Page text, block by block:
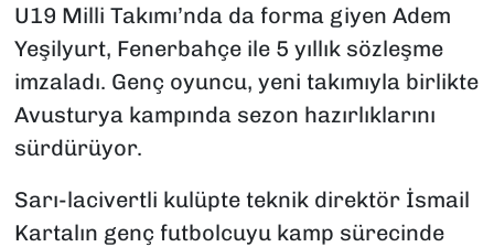
U19 Milli Takımı’nda da forma giyen Adem
Yeşilyurt, Fenerbahçe ile 5 yıllık sözleşme
imzaladı. Genç oyuncu, yeni takımıyla birlikte
Avusturya kampında sezon hazırlıklarını
sürdürüyor.
Sarı-lacivertli kulüpte teknik direktör İsmail
Kartalın genç futbolcuyu kamp sürecinde